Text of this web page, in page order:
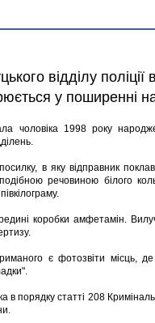
відділу
у поширенні
чоловіка 1998 року
в яку відправник
речовиною білого
коробки амфетамін.
є фотозвіти місць,
в порядку статті 208